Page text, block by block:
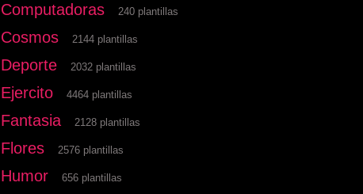
Computadoras 240 plantillas
Cosmos 2144 plantillas
Deporte 2032 plantillas
Ejercito 4464 plantillas
Fantasia 2128 plantillas
Flores 2576 plantillas
Humor 656 plantillas